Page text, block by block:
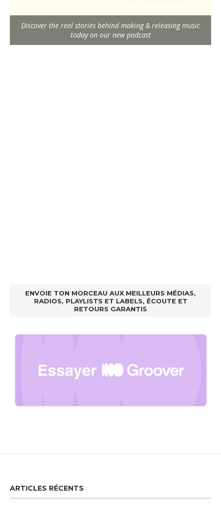
Discover the real stories behind making & releasing music
today on our new podcast
ENVOIE TON MORCEAU AUX MEILLEURS MÉDIAS,
RADIOS, PLAYLISTS ET LABELS, ÉCOUTE ET
RETOURS GARANTIS
ARTICLES RÉCENTS